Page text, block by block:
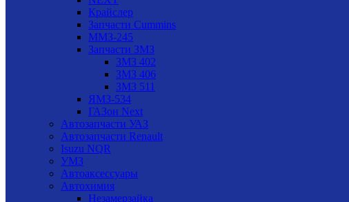
Крайслер
Запчасти Cummins
ММЗ-245
Запчасти ЗМЗ
ЗМЗ 402
ЗМЗ 406
ЗМЗ 511
ЯМЗ-534
ГАЗон Next
Автозапчасти УАЗ
Автозапчасти Renault
Isuzu NQR
УМЗ
Автоаксессуары
Автохимия
Незамерзайка